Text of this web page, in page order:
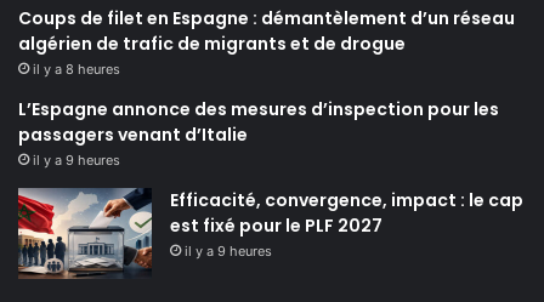
Coups de filet en Espagne : démantèlement d’un réseau
algérien de trafic de migrants et de drogue
il y a 8 heures
L’Espagne annonce des mesures d’inspection pour les
passagers venant d’Italie
il y a 9 heures
Efficacité, convergence, impact : le cap
est fixé pour le PLF 2027
il y a 9 heures